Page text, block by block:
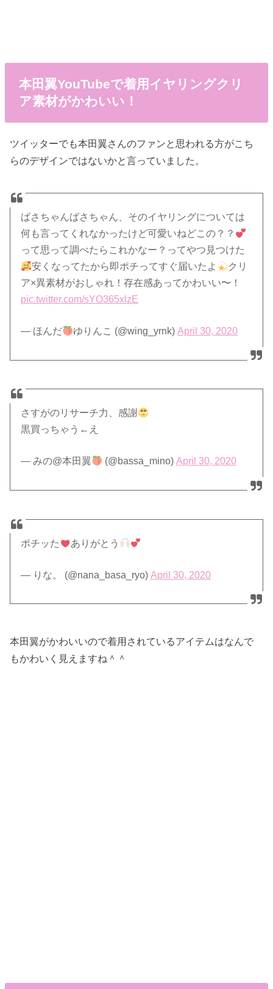
本田翼YouTubeで着用イヤリングクリ
ア素材がかわいい！
ツイッターでも本田翼さんのファンと思われる方がこち
らのデザインではないかと言っていました。
ばさちゃんばさちゃん、そのイヤリングについては
何も言ってくれなかったけど可愛いねどこの？？
って思って調べたらこれかなー？ってやつ見つけた
安くなってたから即ポチってすぐ届いたよ
クリ
ア×異素材がおしゃれ！存在感あってかわいい〜！
pic.twitter.com/sYO365xlzE
— ほんだ ゆりんこ (@wing_yrnk) April 30, 2020
さすがのリサーチ力、感謝
黒買っちゃう←え
— みの@本田翼 (@bassa_mino) April 30, 2020
ポチッた ありがとう
— りな。 (@nana_basa_ryo)April 30, 2020
本田翼がかわいいので着用されているアイテムはなんで
もかわいく見えますね＾＾